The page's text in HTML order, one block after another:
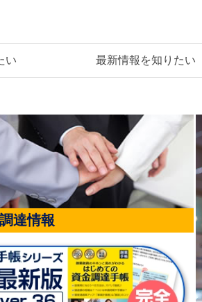
い 最新情報を知りたい
達情報